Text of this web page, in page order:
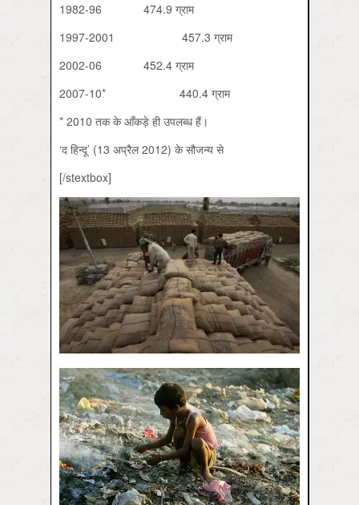
1982-96 474.9 ग्राम
1997-2001 457.3 ग्राम
2002-06 452.4 ग्राम
2007-10* 440.4 ग्राम
* 2010 तक के आँकड़े ही उपलब्ध हैं।
‘द हिन्दू’ (13 अप्रैल 2012) के सौजन्य से
[/stextbox]